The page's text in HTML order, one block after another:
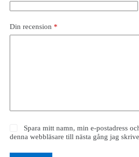
Din recension *
Spara mitt namn, min e-postadress
denna webbläsare till nästa gång jag